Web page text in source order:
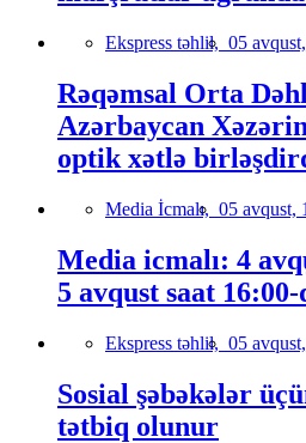
Ekspress təhlil, 05
Rəqəmsal Orta
Azərbaycan
optik xətlə
Media İcmalı, 05 avqust,
Media icmalı: 4
5 avqust saat
Ekspress təhlil, 05
Sosial şəbəkələr
tətbiq olunur